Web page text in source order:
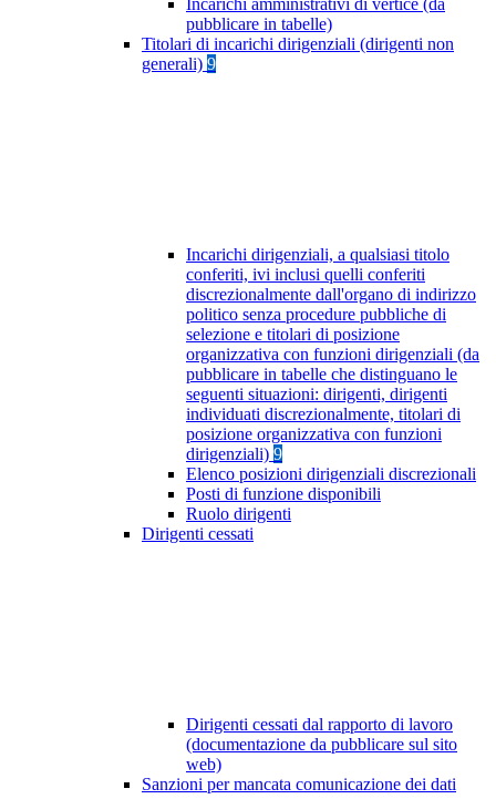
Incarichi amministrativi di vertice (da
pubblicare in tabelle)
Titolari di incarichi dirigenziali (dirigenti non
generali) 9
Incarichi dirigenziali, a qualsiasi titolo
conferiti, ivi inclusi quelli conferiti
discrezionalmente dall'organo di indirizzo
politico senza procedure pubbliche di
selezione e titolari di posizione
organizzativa con funzioni dirigenziali (da
pubblicare in tabelle che distinguano le
seguenti situazioni: dirigenti, dirigenti
individuati discrezionalmente, titolari di
posizione organizzativa con funzioni
dirigenziali) 9
Elenco posizioni dirigenziali discrezionali
Posti di funzione disponibili
Ruolo dirigenti
Dirigenti cessati
Dirigenti cessati dal rapporto di lavoro
(documentazione da pubblicare sul sito
web)
Sanzioni per mancata comunicazione dei dati